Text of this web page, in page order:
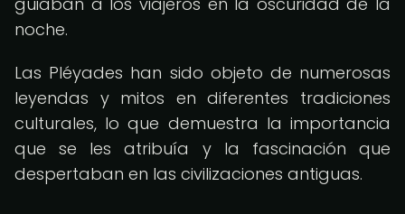
noche.
Las Pléyades han sido objeto de numerosas
leyendas y mitos en diferentes tradiciones
culturales, lo que demuestra la importancia
que se les atribuía y la fascinación que
despertaban en las civilizaciones antiguas.